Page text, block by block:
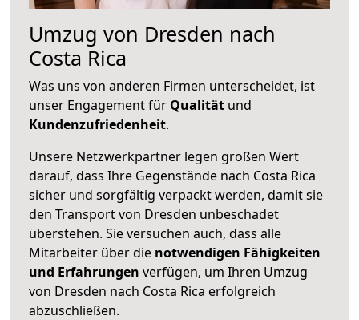
Umzug von Dresden nach
Costa Rica
Was uns von anderen Firmen unterscheidet, ist
unser Engagement für Qualität und
Kundenzufriedenheit.
Unsere Netzwerkpartner legen großen Wert
darauf, dass Ihre Gegenstände nach Costa Rica
sicher und sorgfältig verpackt werden, damit sie
den Transport von Dresden unbeschadet
überstehen. Sie versuchen auch, dass alle
Mitarbeiter über die notwendigen Fähigkeiten
und Erfahrungen verfügen, um Ihren Umzug
von Dresden nach Costa Rica erfolgreich
abzuschließen.